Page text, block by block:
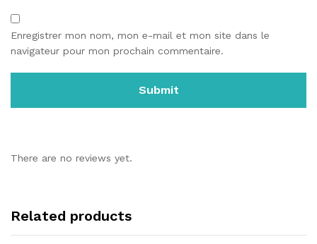
Enregistrer mon nom, mon e-mail et mon site dans le
navigateur pour mon prochain commentaire.
There are no reviews yet.
Related products